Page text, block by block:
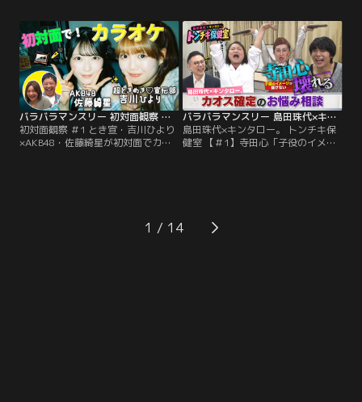
対面を覗き見しておしゃべりする
「観察系リアリティーショー」！今
回は、超ときめき宣伝部・吉川ひよ
りと、AKB48・佐藤綺星が「カラオ
ケボックス」で初対面する後編！
は裏腹に、波乱万丈な人生経験を積
み重ねてきた島田珠代とキンタロ
ー。…そんな2人が保健室の先生に
扮して、ゲストのお悩みに真剣に向
き合い本音でアドバイス。
バラバラマンスリー 初対面観察 ＃1 とき宣・吉川ひより×AKB48・佐藤綺星が初対面でカラオケ！
初対面観察 ＃1 とき宣・吉川ひより
×AKB48・佐藤綺星が初対面でカラ
AKB48・佐藤綺星が「カラオケボッ
バラバラマンスリー 島田珠代×キンタロー。 トンチキ保健室 【＃1】寺田心「子役のイメージを払拭したい」
島田珠代×キンタロー。 トンチキ保
健室 【＃1】寺田心「子役のイメー
…そんな2人が保健室の先生に扮し
て、ゲストのお悩みに真剣に向き合
1